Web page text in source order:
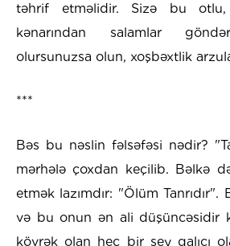
təhrif etməlidir. Sizə bu
kənarından salamlar
olursunuzsa olun, xoşbəxtlik
***
Bəs bu nəslin fəlsəfəsi nədir?
mərhələ çoxdan keçilib. Bəlkə
etmək lazımdır: "Ölüm
və bu onun ən ali düşüncəsidir
kövrək olan heç bir şey qalıcı